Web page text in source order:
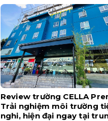
Review trường CELLA
Trải nghiệm môi trường
nghi, hiện đại ngay tại